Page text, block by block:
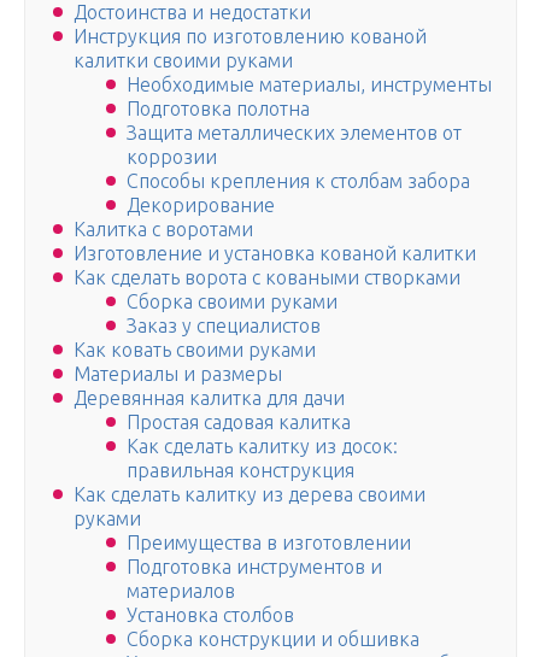
Достоинства и недостатки
Инструкция по изготовлению кованой
калитки своими руками
Необходимые материалы, инструменты
Подготовка полотна
Защита металлических элементов от
коррозии
Способы крепления к столбам забора
Декорирование
Калитка с воротами
Изготовление и установка кованой калитки
Как сделать ворота с коваными створками
Сборка своими руками
Заказ у специалистов
Как ковать своими руками
Материалы и размеры
Деревянная калитка для дачи
Простая садовая калитка
Как сделать калитку из досок:
правильная конструкция
Как сделать калитку из дерева своими
руками
Преимущества в изготовлении
Подготовка инструментов и
материалов
Установка столбов
Сборка конструкции и обшивка